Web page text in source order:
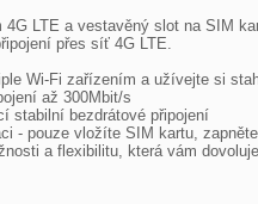
4G LTE a vestavěný slot na SIM
přes síť 4G LTE.
Wi-Fi zařízením a užívejte si
až 300Mbit/s
stabilní bezdrátové připojení
- pouze vložíte SIM kartu,
a flexibilitu, která vám